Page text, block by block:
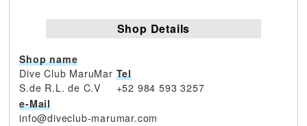
Shop Details
Shop name
Dive Club MaruMar
S.de R.L. de C.V
Tel
+52 984 593 3257
e-Mail
info@diveclub-marumar.com